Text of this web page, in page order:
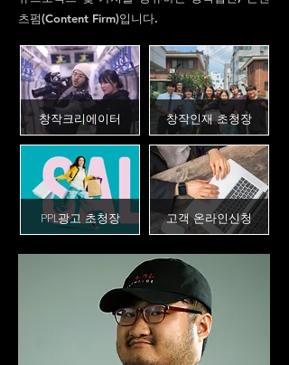
츠펌(Content Firm)입니다.
창작크리에이터 창작인재 초청장
PPL광고 초청장 고객 온라인신청